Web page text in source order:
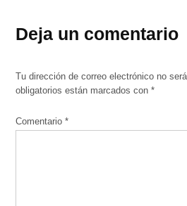
Deja un comentario
Tu dirección de correo electrónico no
obligatorios están marcados con*
Comentario*